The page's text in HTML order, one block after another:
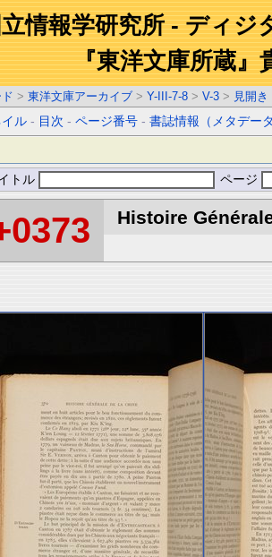
情報学研究所 - ディジ
『東洋文庫所蔵』
> 東洋文庫アーカイブ > Y-III-7-8 > V-3 > 見開き
ル - 目次 -ページ番号 -書誌情報（メタデー
トル ページ
Histoire